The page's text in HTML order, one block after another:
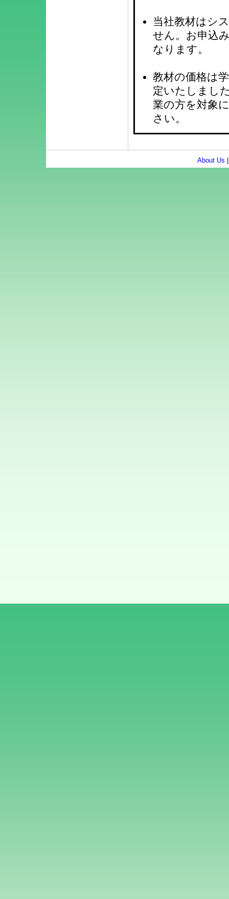
当社教材はシ
せん。お申込
なります。
教材の価格は
定いたしまし
業の方を対象
さい。
About Us